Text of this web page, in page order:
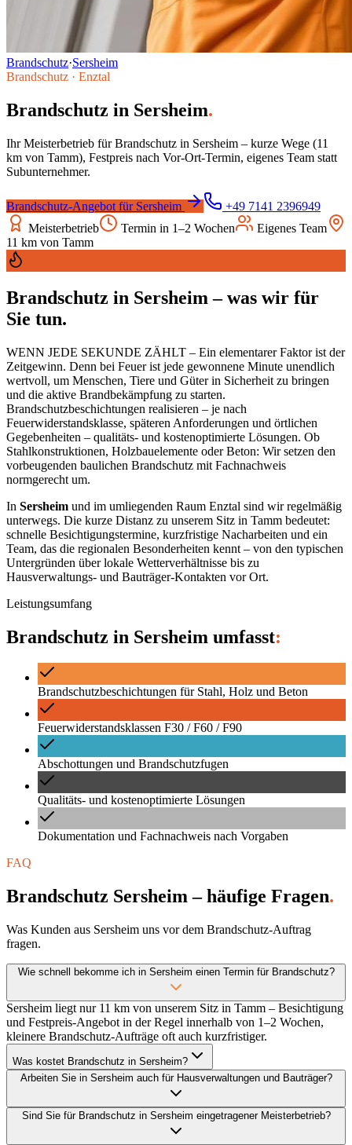
Brandschutz·Sersheim
Brandschutz · Enztal
Brandschutz in Sersheim.
Ihr Meisterbetrieb fürBrandschutz in Sersheim – kurze Wege (11
km von Tamm), Festpreis nach Vor-Ort-Termin, eigenes Team statt
Subunternehmer.
Brandschutz-Angebot für Sersheim
+49 7141 2396949
Meisterbetrieb
Termin in 1–2 Wochen
Eigenes Team
11 km von Tamm
Brandschutz in Sersheim – was wir für
Sie tun.
WENN JEDE SEKUNDE ZÄHLT – Ein elementarer Faktor ist der
Zeitgewinn. Denn bei Feuer ist jede gewonnene Minute unendlich
wertvoll, um Menschen, Tiere und Güter in Sicherheit zu bringen
und die aktive Brandbekämpfung zu starten.
Brandschutzbeschichtungen realisieren – je nach
Feuerwiderstandsklasse, späteren Anforderungen und örtlichen
Gegebenheiten – qualitäts- und kostenoptimierte Lösungen. Ob
Stahlkonstruktionen, Holzbauelemente oder Beton: Wir setzen den
vorbeugenden baulichen Brandschutz mit Fachnachweis
normgerecht um.
In Sersheim und im umliegenden Raum Enztal sind wir regelmäßig
unterwegs. Die kurze Distanz zu unserem Sitz in Tamm bedeutet:
schnelle Besichtigungstermine, kurzfristige Nacharbeiten und ein
Team, das die regionalen Besonderheiten kennt – von den typischen
Untergründen über lokale Wetterverhältnisse bis zu
Hausverwaltungs- und Bauträger-Kontakten vor Ort.
Leistungsumfang
Brandschutz in Sersheim umfasst:
Brandschutzbeschichtungen für Stahl, Holz und Beton
Feuerwiderstandsklassen F30 / F60 / F90
Abschottungen und Brandschutzfugen
Qualitäts- und kostenoptimierte Lösungen
Dokumentation und Fachnachweis nach Vorgaben
FAQ
Brandschutz Sersheim – häufige Fragen.
Was Kunden aus Sersheim uns vor dem Brandschutz-Auftrag
fragen.
Wie schnell bekomme ich in Sersheim einen Termin für Brandschutz?
Sersheim liegt nur 11 km von unserem Sitz in Tamm – Besichtigung
und Festpreis-Angebot in der Regel innerhalb von 1–2 Wochen,
kleinere Brandschutz-Aufträge oft auch kurzfristiger.
Was kostet Brandschutz in Sersheim?
Arbeiten Sie in Sersheim auch für Hausverwaltungen und Bauträger?
Sind Sie für Brandschutz in Sersheim eingetragener Meisterbetrieb?